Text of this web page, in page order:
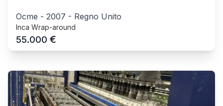
Ocme - 2007 - Regno Unito
Inca Wrap-around
55.000 €